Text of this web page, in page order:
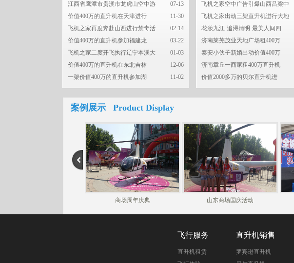
07-13
江西省鹰潭市贵溪市龙虎山空中游
11-30
价值400万的直升机在天津进行
02-14
飞机之家再度奔赴山西进行禁毒活
03-22
价值400万的直升机参加福建龙
01-03
飞机之家二度开飞执行辽宁本溪大
12-06
价值400万的直升机在东北吉林
11-02
一架价值400万的直升机参加湖
飞机之家空中广告引爆山西吕梁中
飞机之家出动三架直升机进行大地
花漾九江-追浔清明-最美人间四
济南莱芜茂业天地广场租400万
泰安小伙子新婚出动价值400万
济南章丘一商家租400万直升机
价值2000多万的贝尔直升机进
案例展示 Product Display
商场周年庆典 山东商场国庆活动
飞行服务
直升机租赁
直升机销售
罗宾逊直升机